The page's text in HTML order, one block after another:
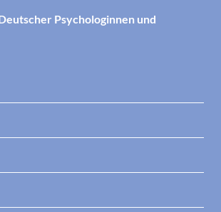
Psychologinnen und